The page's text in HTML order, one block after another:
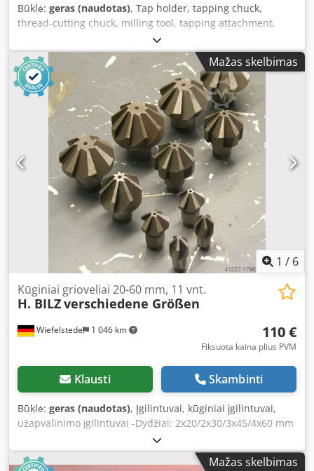
Būklė: geras (naudotas), Tap holder, tapping chuck,
thread-cutting chuck, milling tool, tapping attachment,
quick-change tapping chuck -Manufacturer: Bilz/Gewefa,
quick-change tapping chuck MK3 -Taper: Bilz WFLK 115 MK
3 -Type: Gewefa 05.056.104 M4xØ4.5xØ3.4 -Type: Bilz WES
1 B 8x6.2 M8 -Type: Bilz WES 1 B KP 6x4.9 M8 -Total
dimensions: 140/36/H140 mm -Weight: 0.9 kg Cjdpfx
Aophupfophorf
Mažas skelbimas
1 / 6
Wiefelstede 1 046 km
Kūginiai grioveliai 20-60 mm, 11 vnt.
H. BILZverschiedene Größen
110 €
Fiksuota kaina plius PVM
Klausti Skambinti
Būklė: geras (naudotas), Įgilintuvai, kūginiai įgilintuvai,
užapvalinimo įgilintuvai -Dydžiai: 2x20/2x30/3x45/4x60 mm
-Įgilintuvas: 90° -Gamintojas: Bilz -Pardavimas: tik visas
komplektas -Svoris: 5 kg Csdpfx Aob A Rccsphorf
Mažas skelbimas